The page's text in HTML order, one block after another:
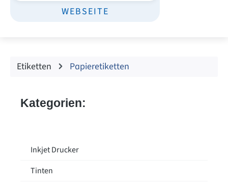
WEBSEITE
Etiketten Papieretiketten
Kategorien:
Inkjet Drucker
Tinten